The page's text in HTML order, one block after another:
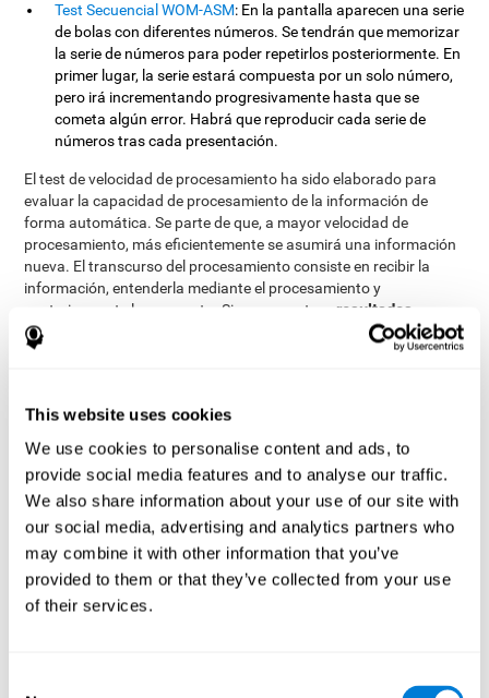
This website uses cookies
We use cookies to personalise content and ads, to
provide social media features and to analyse our traffic.
We also share information about your use of our site with
our social media, advertising and analytics partners who
may combine it with other information that you’ve
provided to them or that they’ve collected from your use
of their services.
Test Secuencial WOM-ASM: En la pantalla aparecen una serie
de bolas con diferentes números. Se tendrán que memorizar
la serie de números para poder repetirlos posteriormente. En
primer lugar, la serie estará compuesta por un solo número,
pero irá incrementando progresivamente hasta que se
cometa algún error. Habrá que reproducir cada serie de
números tras cada presentación.
El test de velocidad de procesamiento ha sido elaborado para
evaluar la capacidad de procesamiento de la información de
forma automática. Se parte de que, a mayor velocidad de
procesamiento, más eficientemente se asumirá una información
nueva. El transcurso del procesamiento consiste en recibir la
información, entenderla mediante el procesamiento y
posteriormente la respuesta. Si se encuentranresultados
deficitarios en este área, la habilidad para tomar decisiones,
el funcionamiento ejecutivo y ejecutar las instrucciones se
Además de velocidad de procesamiento, este test también mide
a corto plazo y tiempo de respuesta.
¿Se puede mejorar la rapidez de
procesamiento cognitivo?
Por supuesto. Como cualquier otra habilidad cognitiva,la
velocidad de procesamiento se puede entrenar, aprender y